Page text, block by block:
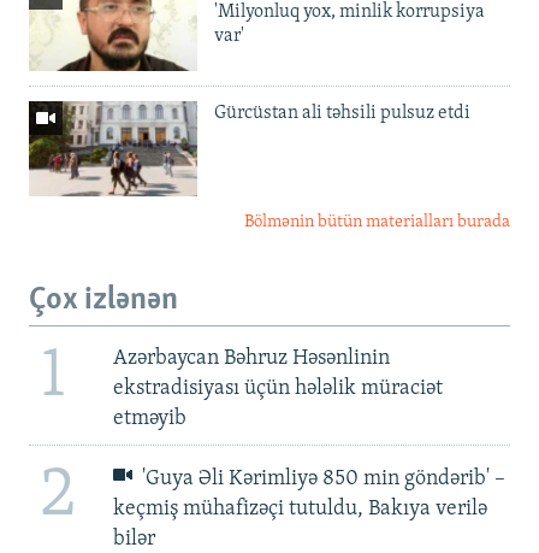
'Milyonluq yox, minlik korrupsiya
var'
Gürcüstan ali təhsili pulsuz etdi
Bölmənin bütün materialları burada
Çox izlənən
1
Azərbaycan Bəhruz Həsənlinin
ekstradisiyası üçün hələlik müraciət
etməyib
2
'Guya Əli Kərimliyə 850 min göndərib' –
keçmiş mühafizəçi tutuldu, Bakıya verilə
bilər